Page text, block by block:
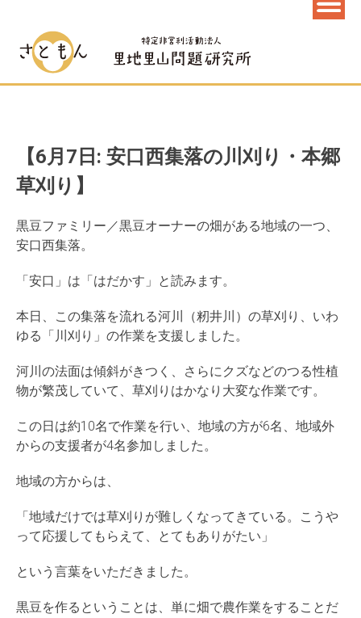
【6月7日: 安口西集落の川刈り・本郷
草刈り】
黒豆ファミリー／黒豆オーナーの畑がある地域の一つ、
安口西集落。
「安口」は「はだかす」と読みます。
本日、この集落を流れる河川（籾井川）の草刈り、いわ
ゆる「川刈り」の作業を支援しました。
河川の法面は傾斜がきつく、さらにクズなどのつる性植
物が繁茂していて、草刈りはかなり大変な作業です。
この日は約10名で作業を行い、地域の方が6名、地域外
からの支援者が4名参加しました。
地域の方からは、
「地域だけでは草刈りが難しくなってきている。こうや
って応援してもらえて、とてもありがたい」
という言葉をいただきました。
黒豆を作るということは、単に畑で農作業をすることだ